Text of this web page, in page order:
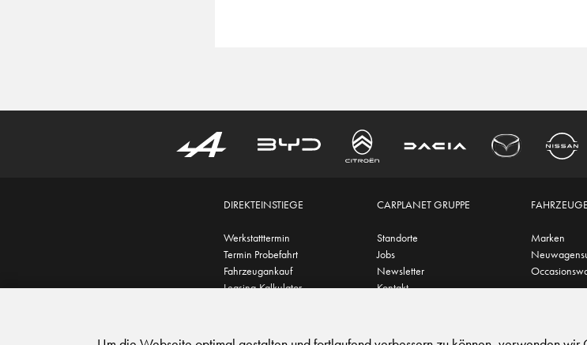
DIREKTEINSTIEGE
Werkstatttermin
Termin Probefahrt
Fahrzeugankauf
Leasing-Kalkulator
CARPLANET GRUPPE
Standorte
Jobs
Newsletter
Kontakt
FAHRZEUGE
Marken